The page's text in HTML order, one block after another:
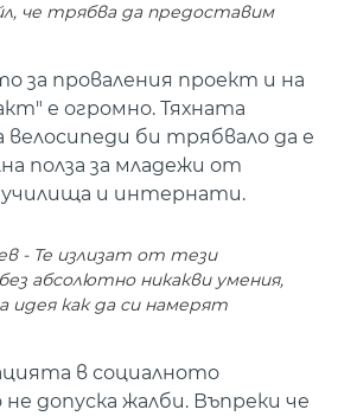
че трябва да предоставим
за проваления проект и на
е огромно. Тяхната
велосипеди би трябвало да е
полза за младежи от
и интернати.
- Те излизат от тези
абсолютно никакви умения,
идея как да си намерят
в социалното
допуска жалби. Въпреки че